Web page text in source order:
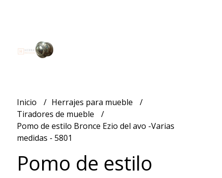
Inicio
Herrajes para mueble
Tiradores de mueble
Pomo de estilo Bronce Ezio del avo -Varias
medidas - 5801
Pomo de estilo